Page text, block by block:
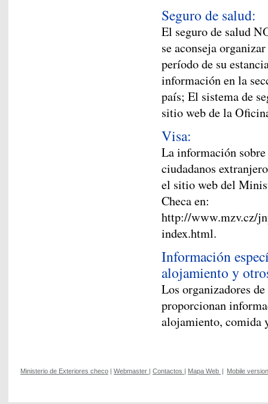
Seguro de salud:
El seguro de salud
se aconseja
período de su
información en la
país; El sistema de
sitio web de la
Visa:
La información
ciudadanos
el sitio web del
Checa en:
http://www.mzv.cz/
index.html.
Información
alojamiento y
Los organizadores
proporcionan
alojamiento, comida
Ministerio de Exteriores checo | Webmaster | Contactos | Mapa Web | Mobile